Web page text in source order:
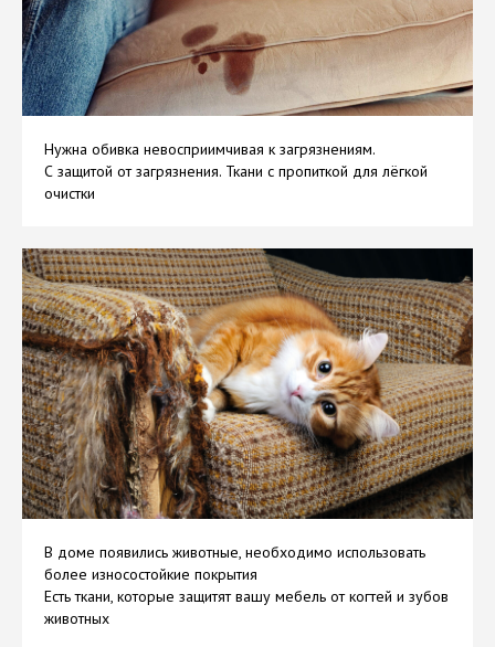
Нужна обивка невосприимчивая к загрязнениям.
С защитой от загрязнения. Ткани с пропиткой для лёгкой
очистки
В доме появились животные, необходимо использовать
более износостойкие покрытия
Есть ткани, которые защитят вашу мебель от когтей и зубов
животных